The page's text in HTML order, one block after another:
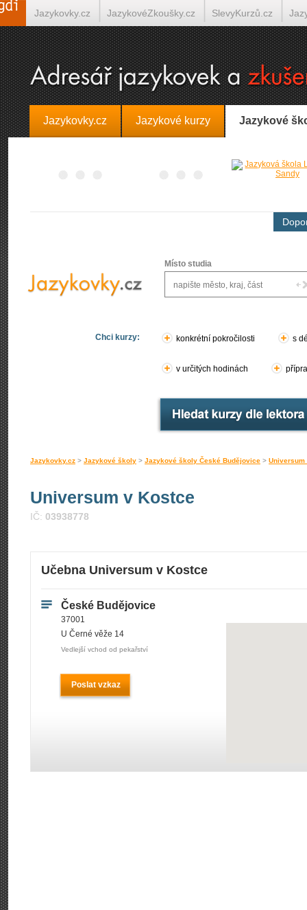
Jazykovky.cz Jazykové kurzy Jazykové
Místo studia
Chci kurzy: konkrétní pokročilosti s
v určitých hodinách
Jazykovky.cz > Jazykové školy > Jazykové školy České Budějovice > Universum
Universum v Kostce
IČ: 03938778
Učebna Universum v Kostce
České Budějovice
37001
U Černé věže 14
Vedlejší vchod od pekařství
Poslat vzkaz
Jazykovky.cz JazykovéZkoušky.cz SlevyKurzů.cz
Španělština on-line Italština on-line Tlumočení-